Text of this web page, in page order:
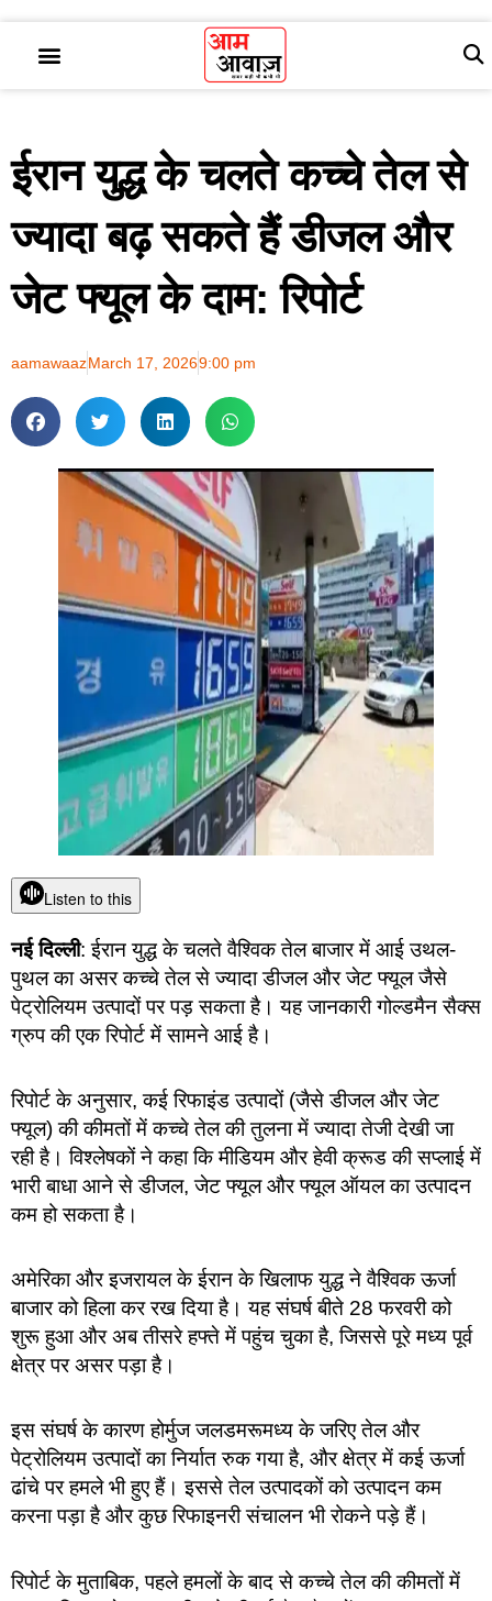
ईरान युद्ध के चलते कच्चे तेल से
ज्यादा बढ़ सकते हैं डीजल और
जेट फ्यूल के दाम: रिपोर्ट
aamawaazMarch 17, 20269:00 pm
Listen to this
नई दिल्ली: ईरान युद्ध के चलते वैश्विक तेल बाजार में आई उथल-
पुथल का असर कच्चे तेल से ज्यादा डीजल और जेट फ्यूल जैसे
पेट्रोलियम उत्पादों पर पड़ सकता है। यह जानकारी गोल्डमैन सैक्स
ग्रुप की एक रिपोर्ट में सामने आई है।
रिपोर्ट के अनुसार, कई रिफाइंड उत्पादों (जैसे डीजल और जेट
फ्यूल) की कीमतों में कच्चे तेल की तुलना में ज्यादा तेजी देखी जा
रही है। विश्लेषकों ने कहा कि मीडियम और हेवी क्रूड की सप्लाई में
भारी बाधा आने से डीजल, जेट फ्यूल और फ्यूल ऑयल का उत्पादन
कम हो सकता है।
अमेरिका और इजरायल के ईरान के खिलाफ युद्ध ने वैश्विक ऊर्जा
बाजार को हिला कर रख दिया है। यह संघर्ष बीते 28 फरवरी को
शुरू हुआ और अब तीसरे हफ्ते में पहुंच चुका है, जिससे पूरे मध्य पूर्व
क्षेत्र पर असर पड़ा है।
इस संघर्ष के कारण होर्मुज जलडमरूमध्य के जरिए तेल और
पेट्रोलियम उत्पादों का निर्यात रुक गया है, और क्षेत्र में कई ऊर्जा
ढांचे पर हमले भी हुए हैं। इससे तेल उत्पादकों को उत्पादन कम
करना पड़ा है और कुछ रिफाइनरी संचालन भी रोकने पड़े हैं।
रिपोर्ट के मुताबिक, पहले हमलों के बाद से कच्चे तेल की कीमतों में